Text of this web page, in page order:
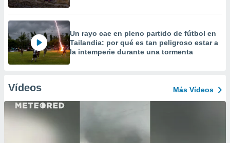
Un rayo cae en pleno partido de fútbol en
Tailandia: por qué es tan peligroso estar a
la intemperie durante una tormenta
Vídeos Más Vídeos